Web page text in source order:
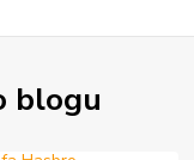
blogu